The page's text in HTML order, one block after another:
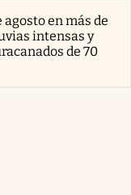
en más de
intensas y
de 70